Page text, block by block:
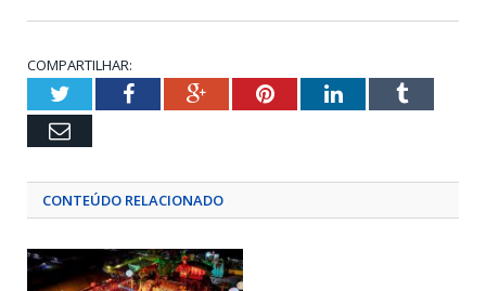
COMPARTILHAR:
TwitterFacebookGoogle+PinterestLinkedInTumblr
Email
CONTEÚDO RELACIONADO